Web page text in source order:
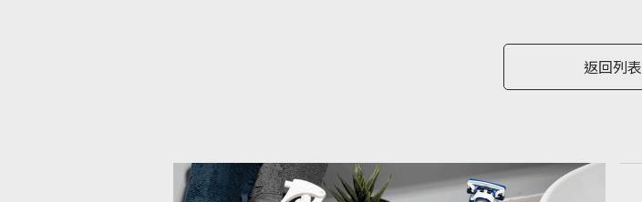
返回列表